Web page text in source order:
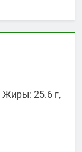
Жиры: 25.6 г,